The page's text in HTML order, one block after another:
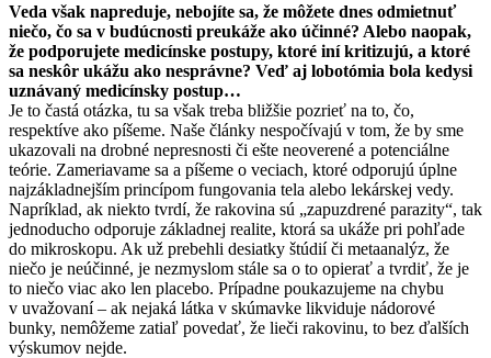
Veda však napreduje, nebojíte sa, že môžete dnes odmietnuť
niečo, čo sa v budúcnosti preukáže ako účinné? Alebo naopak,
že podporujete medicínske postupy, ktoré iní kritizujú, a ktoré
sa neskôr ukážu ako nesprávne? Veď aj lobotómia bola kedysi
uznávaný medicínsky postup…
Je to častá otázka, tu sa však treba bližšie pozrieť na to, čo,
respektíve ako píšeme. Naše články nespočívajú v tom, že by sme
ukazovali na drobné nepresnosti či ešte neoverené a potenciálne
teórie. Zameriavame sa a píšeme o veciach, ktoré odporujú úplne
najzákladnejším princípom fungovania tela alebo lekárskej vedy.
Napríklad, ak niekto tvrdí, že rakovina sú „zapuzdrené parazity“, tak
jednoducho odporuje základnej realite, ktorá sa ukáže pri pohľade
do mikroskopu. Ak už prebehli desiatky štúdií či metaanalýz, že
niečo je neúčinné, je nezmyslom stále sa o to opierať a tvrdiť, že je
to niečo viac ako len placebo. Prípadne poukazujeme na chybu
v uvažovaní – ak nejaká látka v skúmavke likviduje nádorové
bunky, nemôžeme zatiaľ povedať, že lieči rakovinu, to bez ďalších
výskumov nejde.